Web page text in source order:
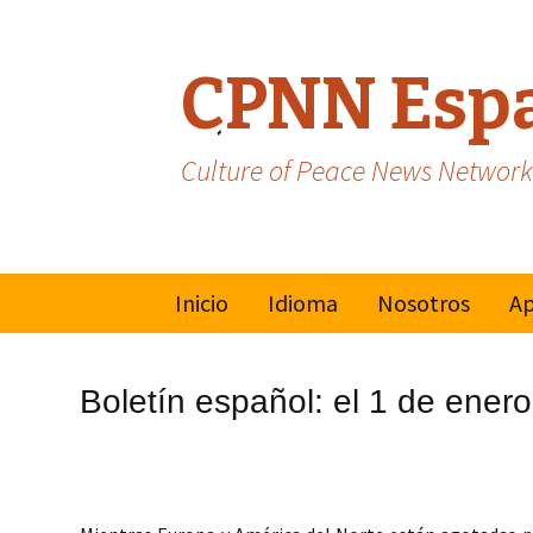
CPNN
Culture of Peace News Network
Inicio
Idioma
Francés
Nosotros
Boletín español: el 1 de